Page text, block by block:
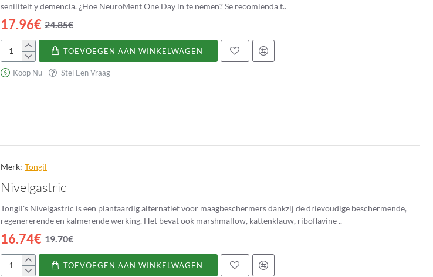
seniliteit y demencia. ¿Hoe NeuroMent One Day in te nemen? Se recomienda t..
17.96€ 24.85€
NeuroMent
One
TOEVOEGEN AAN WINKELWAGEN
Koop Nu Stel Een Vraag
Merk: Tongil
Nivelgastric
Tongil's Nivelgastric is een plantaardig alternatief voor maagbeschermers dankzij de drievoudige beschermende,
regenererende en kalmerende werking. Het bevat ook marshmallow, kattenklauw, riboflavine ..
16.74€ 19.70€
Nivelgastric
TOEVOEGEN AAN WINKELWAGEN